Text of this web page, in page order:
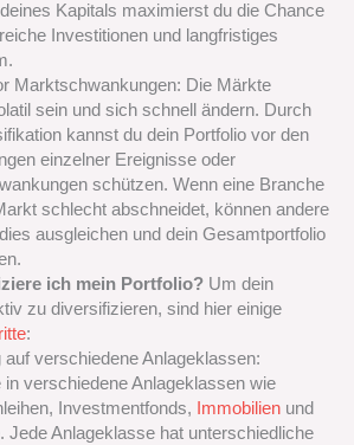
Kapitals maximierst du die Chance
Investitionen und langfristiges
Marktschwankungen: Die Märkte
sein und sich schnell ändern. Durch
kannst du dein Portfolio vor den
einzelner Ereignisse oder
schützen. Wenn eine Branche
schlecht abschneidet, können andere
ausgleichen und dein Gesamtportfolio
ich mein Portfolio?Um dein
zu diversifizieren, sind hier einige
:
auf verschiedene Anlageklassen:
in verschiedene Anlageklassen wie
Investmentfonds, Immobilienund
Jede Anlageklasse hat unterschiedliche